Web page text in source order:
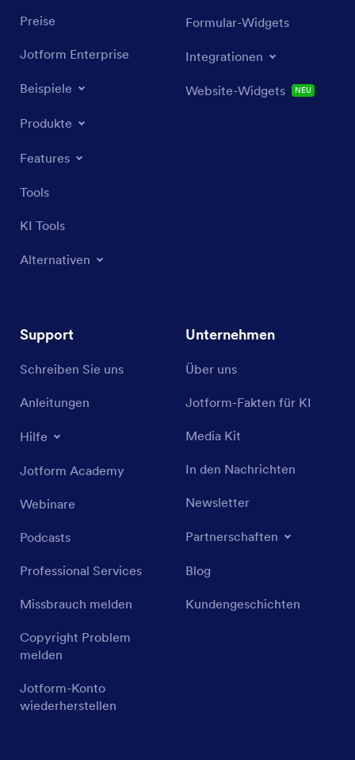
Preise
Jotform Enterprise
Beispiele
Produkte
Features
Tools
KI Tools
Alternativen
Formular-Widgets
Integrationen
Website-Widgets NEU
Support
Schreiben Sie uns
Anleitungen
Hilfe
Jotform Academy
Webinare
Podcasts
Professional Services
Missbrauch melden
Copyright Problem
melden
Jotform-Konto
wiederherstellen
Unternehmen
Über uns
Jotform-Fakten für KI
Media Kit
In den Nachrichten
Newsletter
Partnerschaften
Blog
Kundengeschichten